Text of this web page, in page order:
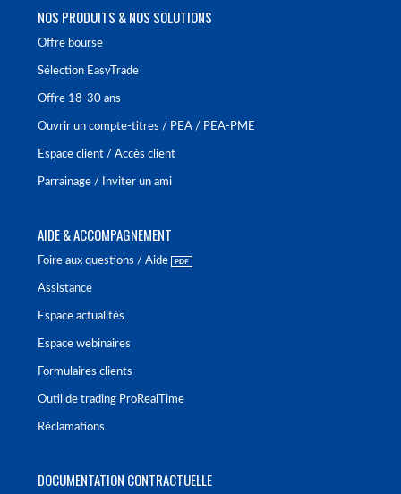
NOS PRODUITS & NOS SOLUTIONS
Offre bourse
Sélection EasyTrade
Offre 18-30 ans
Ouvrir un compte-titres / PEA / PEA-PME
Espace client / Accès client
Parrainage / Inviter un ami
AIDE & ACCOMPAGNEMENT
Foire aux questions / Aide
Assistance
Espace actualités
Espace webinaires
Formulaires clients
Outil de trading ProRealTime
Réclamations
DOCUMENTATION CONTRACTUELLE